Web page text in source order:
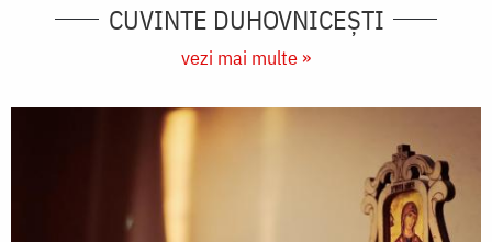
CUVINTE DUHOVNICEȘTI
vezi mai multe »